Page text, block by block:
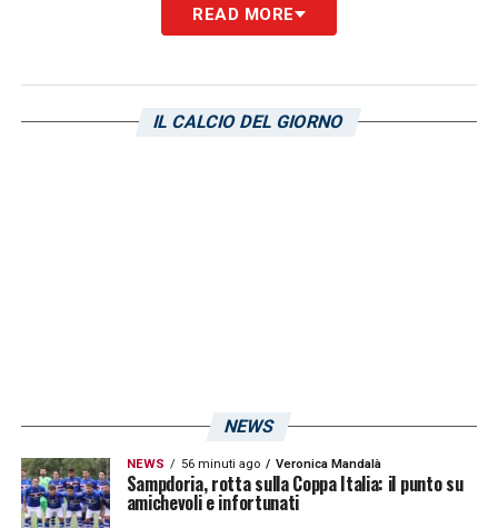
READ MORE
IL CALCIO DEL GIORNO
NEWS
NEWS 56 minuti ago Veronica Mandalà
Sampdoria, rotta sulla Coppa Italia: il punto su
amichevoli e infortunati